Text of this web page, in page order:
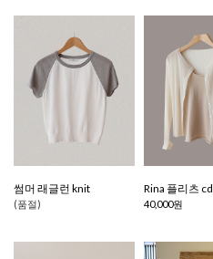
썸머 래글런 knit
(품절)
Rina 플리츠 cd
40,000원